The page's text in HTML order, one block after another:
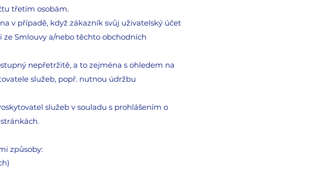
třetím osobám.
v případě, když zákazník svůj uživatelský účet
ze Smlouvy a/nebo těchto obchodních
nepřetržitě, a to zejména s ohledem na
služeb, popř. nutnou údržbu
služeb v souladu s prohlášením o
způsoby: